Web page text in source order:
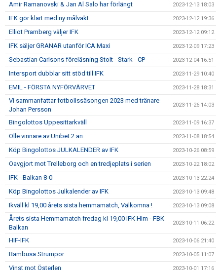
Amir Ramanovski & Jan Al Salo har förlängt 2023-12-13 18:03
IFK gör klart med ny målvakt 2023-12-12 19:36
Elliot Pramberg väljer IFK 2023-12-12 09:12
IFK säljer GRANAR utanför ICA Maxi 2023-12-09 17:23
Sebastian Carlsons föreläsning Stolt - Stark - CP 2023-12-04 16:51
Intersport dubblar sitt stöd till IFK 2023-11-29 10:40
EMIL - FÖRSTA NYFÖRVÄRVET 2023-11-28 18:31
Vi sammanfattar fotbollssäsongen 2023 med tränare
Johan Persson
2023-11-26 14:03
Bingolottos Uppesittarkväll 2023-11-09 16:37
Olle vinnare av Unibet 2:an 2023-11-08 18:54
Köp Bingolottos JULKALENDER av IFK 2023-10-26 08:59
Oavgjort mot Trelleborg och en tredjeplats i serien 2023-10-22 18:02
IFK - Balkan 8-0 2023-10-13 22:24
Köp Bingolottos Julkalender av IFK 2023-10-13 09:48
Ikväll kl 19,00 årets sista hemmamatch, Välkomna ! 2023-10-13 09:08
Årets sista Hemmamatch fredag kl 19,00 IFK Hlm - FBK
Balkan
2023-10-11 06:22
HIF-IFK 2023-10-06 21:40
Bambusa Strumpor 2023-10-05 11:07
Vinst mot Österlen 2023-10-01 17:16